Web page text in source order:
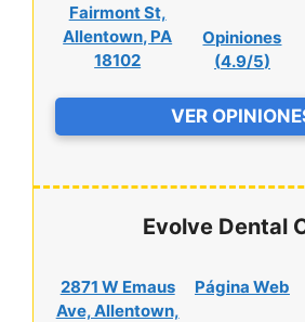
Fairmont St,
Allentown, PA
18102
Opiniones
(4.9/5)
VER
Evolve Dental
2871 W Emaus
Ave, Allentown,
Página Web